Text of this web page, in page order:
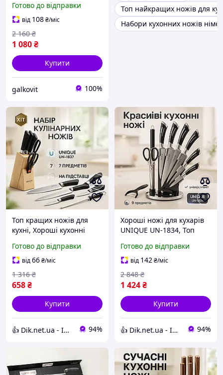
ножів, Красиві кухонні
ножі NS-65
Готово до відправки
від 108₴/міс
1 080₴
2 160 ₴
Купити
galkovit 100%
Топ найкращих ножів для
Набори кухонних ножів
Топ кращих ножів для
кухні, Хороші кухонні
використання, Ножі
кухонні професійні MA-83
Готово до відправки
від66₴/міс
658₴
1 316 ₴
Купити
👍 Dik.net.ua - Інтернет магазин 94%
Хороші ножі для кухарів
UNIQUE UN-1834, Топ
Набір ножів
приготування їжі MV-72
Готово до відправки
від 142₴/міс
1 424₴
2 848 ₴
Купити
👍 Dik.net.ua - Інтернет магазин 94%